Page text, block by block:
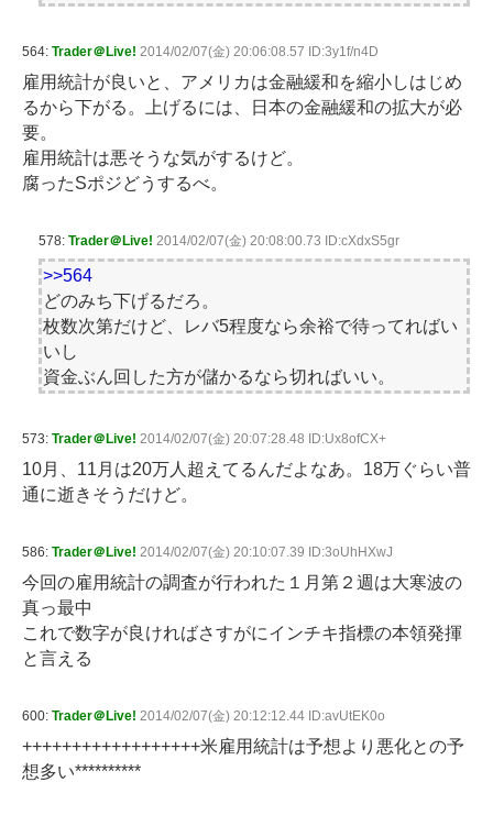
564: Trader＠Live! 2014/02/07(金) 20:06:08.57 ID:3y1f/n4D
雇用統計が良いと、アメリカは金融緩和を縮小しはじめ
るから下がる。上げるには、日本の金融緩和の拡大が必
要。
雇用統計は悪そうな気がするけど。
腐ったSポジどうするべ。
578: Trader＠Live! 2014/02/07(金) 20:08:00.73 ID:cXdxS5gr
>>564
どのみち下げるだろ。
枚数次第だけど、レバ5程度なら余裕で待ってればい
いし
資金ぶん回した方が儲かるなら切ればいい。
573: Trader＠Live! 2014/02/07(金) 20:07:28.48 ID:Ux8ofCX+
10月、11月は20万人超えてるんだよなあ。18万ぐらい普
通に逝きそうだけど。
586: Trader＠Live! 2014/02/07(金) 20:10:07.39 ID:3oUhHXwJ
今回の雇用統計の調査が行われた１月第２週は大寒波の
真っ最中
これで数字が良ければさすがにインチキ指標の本領発揮
と言える
600: Trader＠Live! 2014/02/07(金) 20:12:12.44 ID:avUtEK0o
++++++++++++++++++米雇用統計は予想より悪化との予
想多い**********